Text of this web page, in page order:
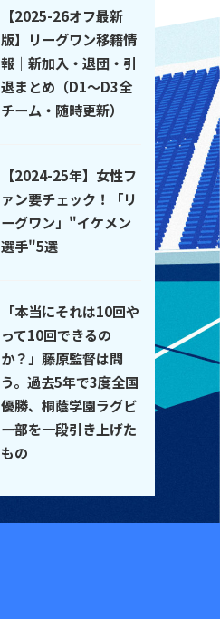
【2025-26オフ最新
版】リーグワン移籍情
報｜新加入・退団・引
退まとめ（D1〜D3全
チーム・随時更新）
【2024-25年】女性フ
ァン要チェック！「リ
ーグワン」"イケメン
選手"5選
「本当にそれは10回や
って10回できるの
か？」藤原監督は問
う。過去5年で3度全国
優勝、桐蔭学園ラグビ
ー部を一段引き上げた
もの